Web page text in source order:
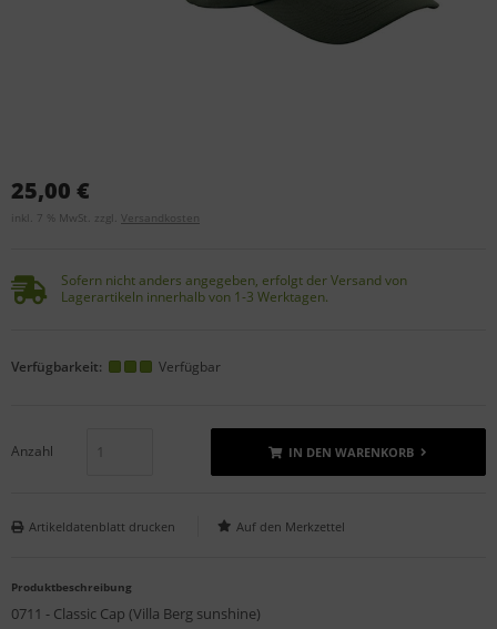
25,00 €
inkl. 7 % MwSt. zzgl. Versandkosten
Sofern nicht anders angegeben, erfolgt der Versand von
Lagerartikeln innerhalb von 1-3 Werktagen.
Verfügbarkeit: Verfügbar
Anzahl IN DEN WARENKORB
Artikeldatenblatt drucken
Produktbeschreibung
0711 - Classic Cap (Villa Berg sunshine)